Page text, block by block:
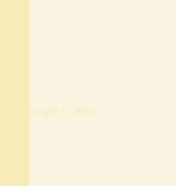
Copyright © 2026